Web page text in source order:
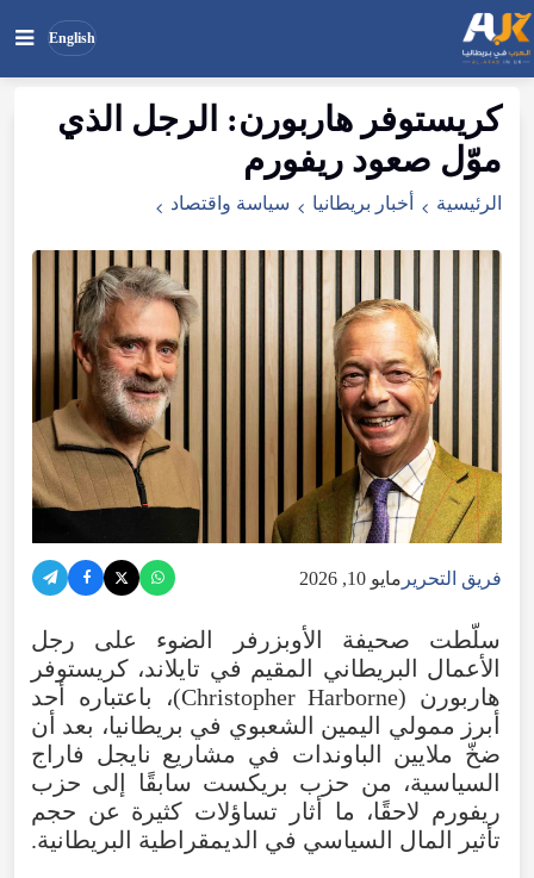
English
ابحث
في
الموقع
بحث كريستوفر هاربورن: الرجل الذي
موّل صعود ريفورم
الرئيسية أخبار بريطانيا سياسة واقتصاد
فريق التحرير مايو 10, 2026
سلّطت صحيفة الأوبزرفر الضوء على
رجل
الأعمال
البريطاني المقيم في تايلاند، كريستوفر
هاربورن (
Christopher Harborne )، باعتباره
أحد
أبرز ممولي اليمين الشعبوي في بريطانيا، بعد أن
ضخّ ملايين الباوندات في مشاريع نايجل فاراج
السياسية، من حزب بريكست سابقًا إلى حزب
ريفورم لاحقًا، ما أثار تساؤلات كثيرة عن حجم
تأثير
المال السياسي في الديمقراطية البريطانية.